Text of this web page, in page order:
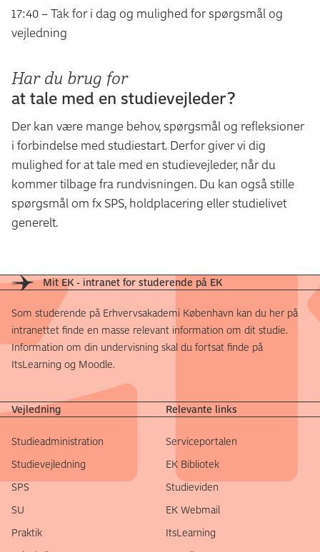
17:40 – Tak for i dag og mulighed for spørgsmål og
vejledning
Har du brug for
at tale med en studievejleder?
Der kan være mange behov, spørgsmål og refleksioner
i forbindelse med studiestart. Derfor giver vi dig
mulighed for at tale med en studievejleder, når du
kommer tilbage fra rundvisningen. Du kan også stille
spørgsmål om fx SPS, holdplacering eller studielivet
generelt.
Mit EK - intranet for studerende på EK
Som studerende på Erhvervsakademi København kan du her på
intranettet finde en masse relevant information om dit studie.
Information om din undervisning skal du fortsat finde på
ItsLearning og Moodle.
Vejledning
Studieadministration
Studievejledning
SPS
SU
Praktik
Relevante links
Serviceportalen
EK Bibliotek
Studieviden
EK Webmail
ItsLearning